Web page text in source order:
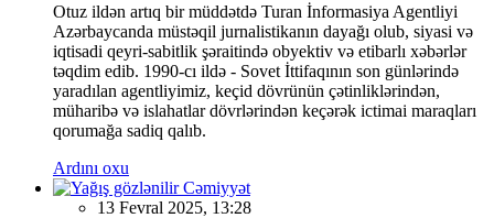
Otuz ildən artıq bir müddətdə Turan İnformasiya Agentliyi
Azərbaycanda müstəqil jurnalistikanın dayağı olub, siyasi və
iqtisadi qeyri-sabitlik şəraitində obyektiv və etibarlı xəbərlər
təqdim edib. 1990-cı ildə - Sovet İttifaqının son günlərində
yaradılan agentliyimiz, keçid dövrünün çətinliklərindən,
müharibə və islahatlar dövrlərindən keçərək ictimai maraqları
qorumağa sadiq qalıb.
Ardını oxu
Cəmiyyət
13 Fevral 2025, 13:28